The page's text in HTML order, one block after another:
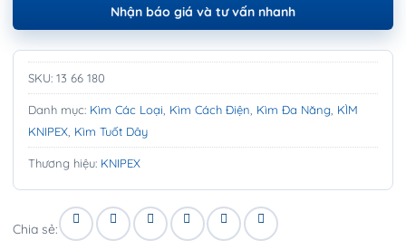
Nhận báo giá và tư vấn nhanh
SKU: 13 66 180
Danh mục: Kìm Các Loại Kìm Cách Điện Kìm Đa Năng KÌM
KNIPEX Kìm Tuốt Dây
Thương hiệu: KNIPEX
Chia sẻ: